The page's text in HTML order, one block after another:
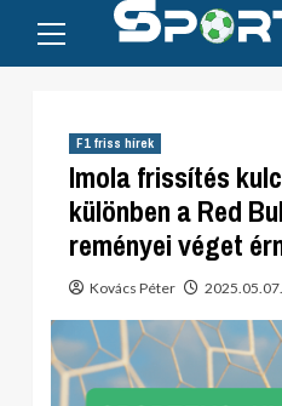
content
Menu
F1 friss hírek
Imola frissítés
különben a Red
reményei véget
Kovács Péter 2025.05.07.